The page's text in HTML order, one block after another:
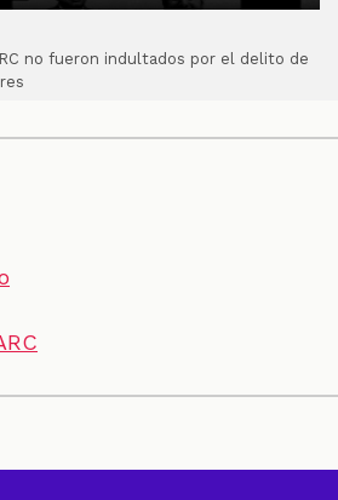
no fueron indultados por el delito de